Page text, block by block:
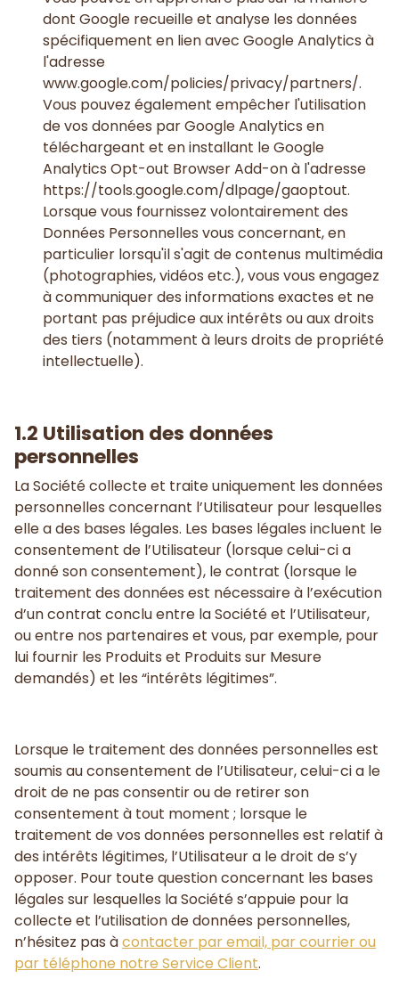
dont Google recueille et analyse les données
spécifiquement en lien avec Google Analytics à
l'adresse
www.google.com/policies/privacy/partners/.
Vous pouvez également empêcher l'utilisation
de vos données par Google Analytics en
téléchargeant et en installant le Google
Analytics Opt-out Browser Add-on à l'adresse
https://tools.google.com/dlpage/gaoptout.
Lorsque vous fournissez volontairement des
Données Personnelles vous concernant, en
particulier lorsqu'il s'agit de contenus multimédia
(photographies, vidéos etc.), vous vous engagez
à communiquer des informations exactes et ne
portant pas préjudice aux intérêts ou aux droits
des tiers (notamment à leurs droits de propriété
intellectuelle).
1.2 Utilisation des données
personnelles
La Société collecte et traite uniquement les données
personnelles concernant l’Utilisateur pour lesquelles
elle a des bases légales. Les bases légales incluent le
consentement de l’Utilisateur (lorsque celui-ci a
donné son consentement), le contrat (lorsque le
traitement des données est nécessaire à l’exécution
d’un contrat conclu entre la Société et l’Utilisateur,
ou entre nos partenaires et vous, par exemple, pour
lui fournir les Produits et Produits sur Mesure
demandés) et les “intérêts légitimes”.
Lorsque le traitement des données personnelles est
soumis au consentement de l’Utilisateur, celui-ci a le
droit de ne pas consentir ou de retirer son
consentement à tout moment ; lorsque le
traitement de vos données personnelles est relatif à
des intérêts légitimes, l’Utilisateur a le droit de s’y
opposer. Pour toute question concernant les bases
légales sur lesquelles la Société s’appuie pour la
collecte et l’utilisation de données personnelles,
n’hésitez pas àcontacter par email, par courrier ou
par téléphone notre Service Client.